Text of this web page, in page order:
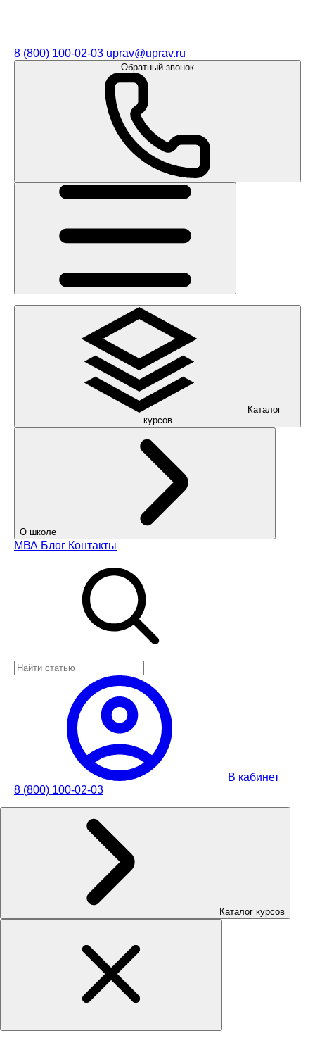
8 (800) 100-02-03 uprav@uprav.ru
Обратный звонок
Каталог
курсов
О школе
МВА Блог Контакты
В кабинет
8 (800) 100-02-03
Каталог курсов